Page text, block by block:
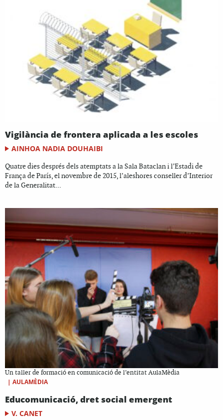
Vigilància de frontera aplicada a les escoles
AINHOA NADIA DOUHAIBI
Quatre dies després dels atemptats a la Sala Bataclan i l’Estadi de
França de París, el novembre de 2015, l’aleshores conseller d’Interior
de la Generalitat...
Un taller de formació en comunicació de l’entitat AulaMèdia
| AULAMÈDIA
Educomunicació, dret social emergent
V. CANET